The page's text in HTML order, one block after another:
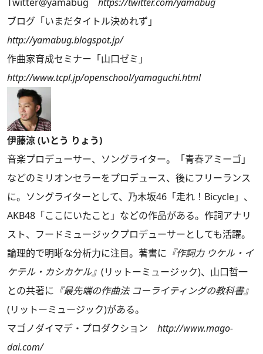
ブログ「いまだタイトル決めれず」
http://yamabug.blogspot.jp/
作曲家育成セミナー「山口ゼミ」
http://www.tcpl.jp/openschool/yamaguchi.html
伊藤涼 (いとう りょう)
音楽プロデューサー、ソングライター。「青春アミーゴ」
などのミリオンセラーをプロデュース、後にフリーランス
に。ソングライターとして、乃木坂46「走れ！Bicycle」、
AKB48「ここにいたこと」などの作品がある。作詞アナリ
スト、フードミュージックプロデューサーとしても活躍。
論理的で明晰な分析力に注目。著書に 『作詞力 ウケル・イ
ケテル・カシカケル』 (リットーミュージック)、山口哲一
との共著に 『最先端の作曲法 コーライティングの教科書』
(リットーミュージック)がある。
マゴノダイマデ・プロダクション http://www.mago-
dai.com/